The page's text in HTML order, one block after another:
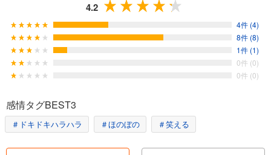
――「だって、あいつ、いつも笑ってたから」
千葉尚太郎（通称：チバ）は教室で起こったささいな事件をきっかけ
に、クラスで空気のように扱われている。嫌われ者になり、とうとう人
前で発言することができなくなったチバがたどりついたのは、中学生専
門の湯治場「かねやま本館」だった。
ここでチバは、明るくにくめない赤毛の男の子「アツ」に出会い、意気
いつも元気で人気者に見えたアツ。ところが、そんなアツが、制止する
チバの腕をも、ふりきり、かねやま本館の「規則その一、紫色の暖簾は
けっしてのぞいてはならない」を破ってしまった。チバの手元に残され
たのは、アツが置いていった一冊の赤いノート、『俺様のネタ帳』。
4.2
4件 (4)
8件 (8)
1件 (1)
0件 (0)
0件 (0)
感情タグBEST3
＃ドキドキハラハラ ＃ほのぼの ＃笑える